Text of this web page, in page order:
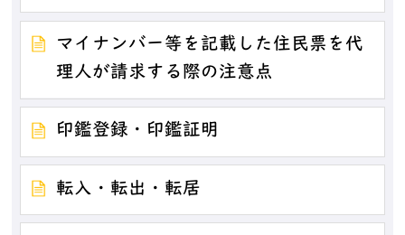
マイナンバー等を記載した住民票を代
理人が請求する際の注意点
印鑑登録・印鑑証明
転入・転出・転居